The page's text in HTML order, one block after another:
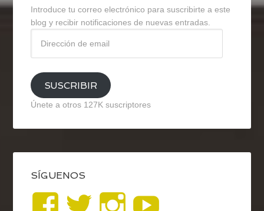
Introduce tu correo electrónico para suscribirte a este
blog y recibir notificaciones de nuevas entradas.
email
SUSCRIBIR
Únete a otros 127K suscriptores
SÍGUENOS
VerVerVer